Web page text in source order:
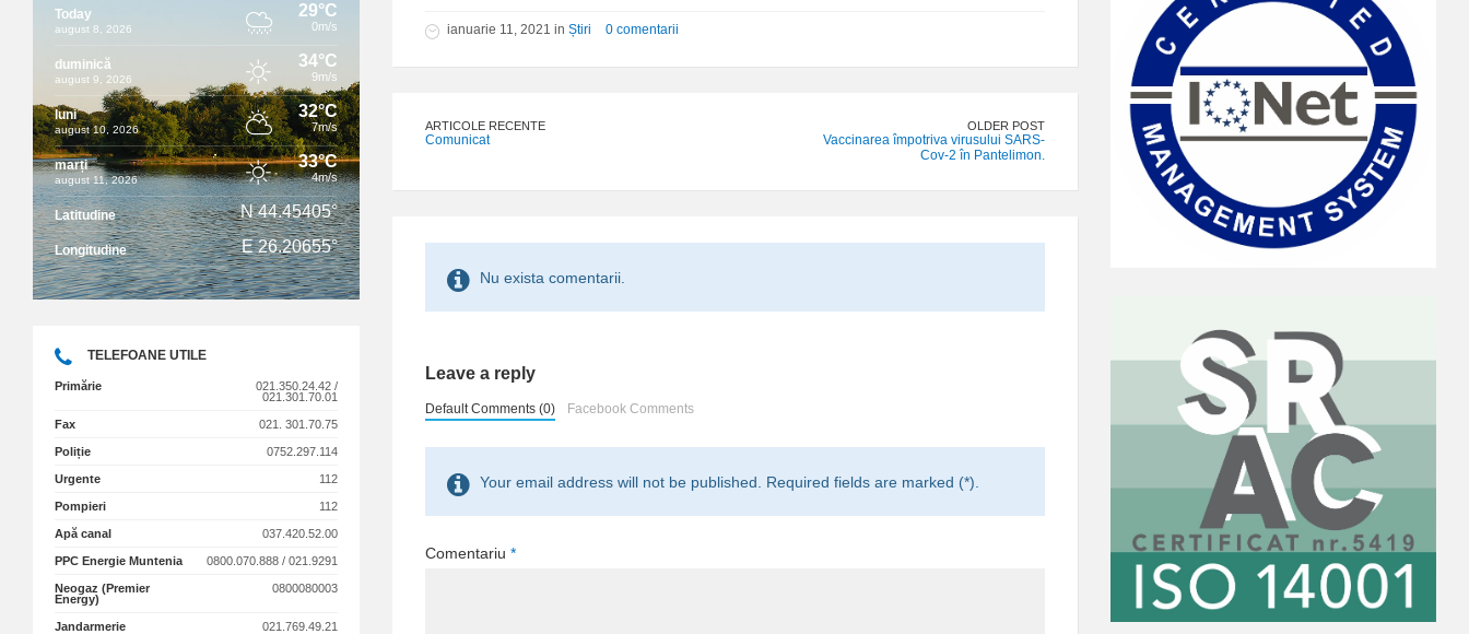
ianuarie 11, 2021 in Știri 0 comentarii
ARTICOLE RECENTE
Comunicat
OLDER POST
Vaccinarea împotriva virusului SARS-
Cov-2 în Pantelimon.
Nu exista comentarii.
Leave a reply
Default Comments (0) Facebook Comments
Your email address will not be published. Required fields are marked (*).
Comentariu *
Today
august 8, 2026
29°C
0m/s
duminică
august 9, 2026
34°C
9m/s
luni
august 10, 2026
32°C
7m/s
marți
august 11, 2026
33°C
4m/s
Latitudine N 44.45405°
Longitudine E 26.20655°
TELEFOANE UTILE
Primărie
021.350.24.42 /
021.301.70.01
Fax 021. 301.70.75
Poliție 0752.297.114
Urgente 112
Pompieri 112
Apă canal 037.420.52.00
PPC Energie Muntenia 0800.070.888 / 021.9291
Neogaz (Premier
Energy)
0800080003
Jandarmerie 021.769.49.21